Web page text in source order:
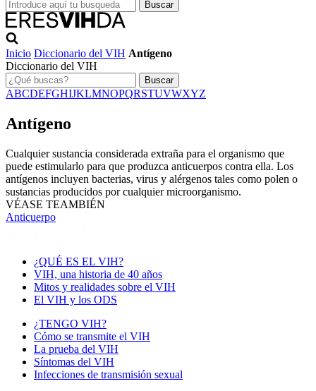
Inicio Diccionario del VIH Antígeno
Diccionario del VIH
Buscar
ABCDEFGHIJKLMNOPQRSTUVWXYZ
Antígeno
Cualquier sustancia considerada extraña para el organismo que
puede estimularlo para que produzca anticuerpos contra ella. Los
antígenos incluyen bacterias, virus y alérgenos tales como polen o
sustancias producidos por cualquier microorganismo.
VÉASE TEAMBIÉN
Anticuerpo
¿QUÉ ES EL VIH?
VIH, una historia de 40 años
Mitos y realidades sobre el VIH
El VIH y los ODS
¿TENGO VIH?
Cómo se transmite el VIH
La prueba del VIH
Síntomas del VIH
Infecciones de transmisión sexual